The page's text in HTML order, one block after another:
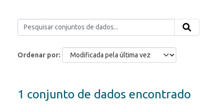
Ordenar por
1 conjunto de dados encontrado